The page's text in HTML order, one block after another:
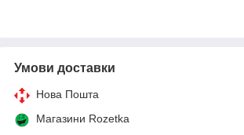
Умови доставки
Нова Пошта
Магазини Rozetka